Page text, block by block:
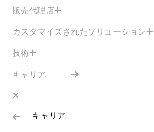
販売代理店
カスタマイズされたソリューション
技術
キャリア
キャリア